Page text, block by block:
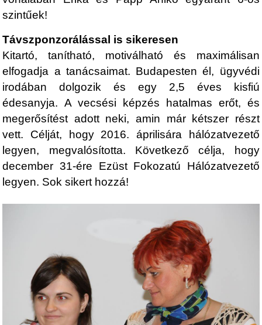
szintűek!
Távszponzorálással is sikeresen
Kitartó, tanítható, motiválható és maximálisan
elfogadja a tanácsaimat. Budapesten él, ügyvédi
irodában dolgozik és egy 2,5 éves kisfiú
édesanyja. A vecsési képzés hatalmas erőt, és
megerősítést adott neki, amin már kétszer részt
vett. Célját, hogy 2016. áprilisára hálózatvezető
legyen, megvalósította. Következő célja, hogy
december 31-ére Ezüst Fokozatú Hálózatvezető
legyen. Sok sikert hozzá!